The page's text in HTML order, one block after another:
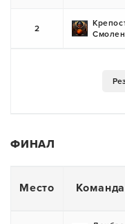
2
ФИНАЛ
Место Команда